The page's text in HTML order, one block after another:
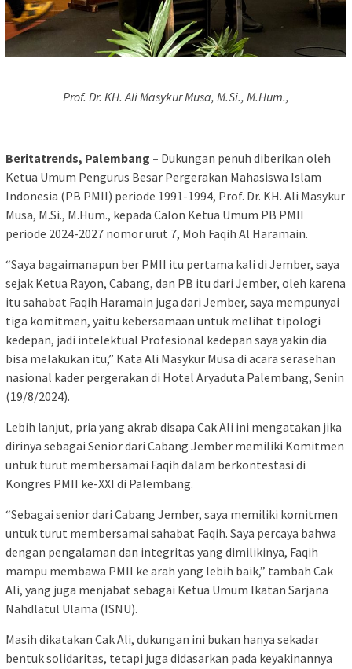
Prof. Dr. KH. Ali Masykur Musa, M.Si., M.Hum.,
Beritatrends, Palembang – Dukungan penuh diberikan oleh
Ketua Umum Pengurus Besar Pergerakan Mahasiswa Islam
Indonesia (PB PMII) periode 1991-1994, Prof. Dr. KH. Ali Masykur
Musa, M.Si., M.Hum., kepada Calon Ketua Umum PB PMII
periode 2024-2027 nomor urut 7, Moh Faqih Al Haramain.
“Saya bagaimanapun ber PMII itu pertama kali di Jember, saya
sejak Ketua Rayon, Cabang, dan PB itu dari Jember, oleh karena
itu sahabat Faqih Haramain juga dari Jember, saya mempunyai
tiga komitmen, yaitu kebersamaan untuk melihat tipologi
kedepan, jadi intelektual Profesional kedepan saya yakin dia
bisa melakukan itu,” Kata Ali Masykur Musa di acara serasehan
nasional kader pergerakan di Hotel Aryaduta Palembang, Senin
(19/8/2024).
Lebih lanjut, pria yang akrab disapa Cak Ali ini mengatakan jika
dirinya sebagai Senior dari Cabang Jember memiliki Komitmen
untuk turut membersamai Faqih dalam berkontestasi di
Kongres PMII ke-XXI di Palembang.
“Sebagai senior dari Cabang Jember, saya memiliki komitmen
untuk turut membersamai sahabat Faqih. Saya percaya bahwa
dengan pengalaman dan integritas yang dimilikinya, Faqih
mampu membawa PMII ke arah yang lebih baik,” tambah Cak
Ali, yang juga menjabat sebagai Ketua Umum Ikatan Sarjana
Nahdlatul Ulama (ISNU).
Masih dikatakan Cak Ali, dukungan ini bukan hanya sekadar
bentuk solidaritas, tetapi juga didasarkan pada keyakinannya